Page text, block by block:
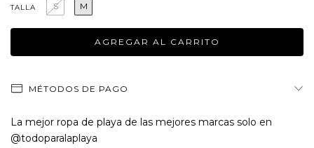
TALLA S M
MÉTODOS DE PAGO
La mejor ropa de playa de las mejores marcas solo en
@todoparalaplaya